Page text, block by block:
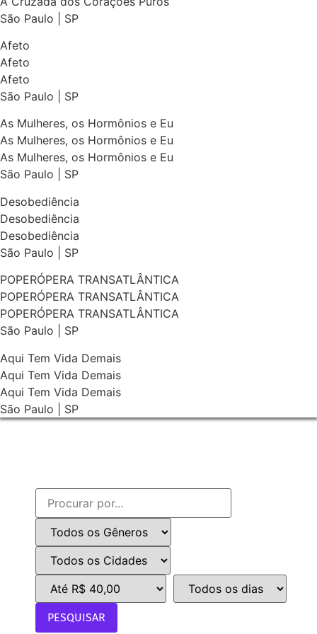
São Paulo | SP
Afeto
Afeto
Afeto
São Paulo | SP
As Mulheres, os Hormônios e Eu
As Mulheres, os Hormônios e Eu
As Mulheres, os Hormônios e Eu
São Paulo | SP
Desobediência
Desobediência
Desobediência
São Paulo | SP
POPERÓPERA TRANSATLÂNTICA
POPERÓPERA TRANSATLÂNTICA
POPERÓPERA TRANSATLÂNTICA
São Paulo | SP
Aqui Tem Vida Demais
Aqui Tem Vida Demais
Aqui Tem Vida Demais
São Paulo | SP